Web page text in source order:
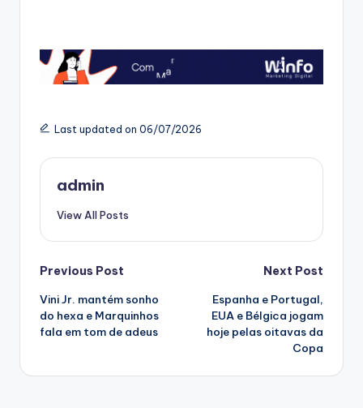
Last updated on 06/07/2026
admin
View All Posts
Post
navigation
Previous Post
Vini Jr. mantém sonho
do hexa e Marquinhos
fala em tom de adeus
Next Post
Espanha e Portugal,
EUA e Bélgica jogam
hoje pelas oitavas da
Copa